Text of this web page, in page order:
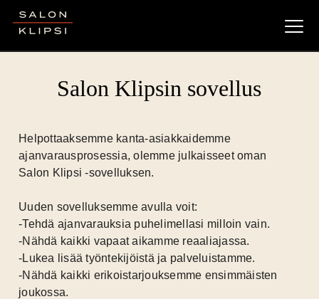
Salon Klipsi
Salon Klipsin sovellus
Helpottaaksemme kanta-asiakkaidemme
ajanvarausprosessia, olemme julkaisseet oman
Salon Klipsi -sovelluksen.
Uuden sovelluksemme avulla voit:
-Tehdä ajanvarauksia puhelimellasi milloin vain.
-Nähdä kaikki vapaat aikamme reaaliajassa.
-Lukea lisää työntekijöistä ja palveluistamme.
-Nähdä kaikki erikoistarjouksemme ensimmäisten
joukossa.